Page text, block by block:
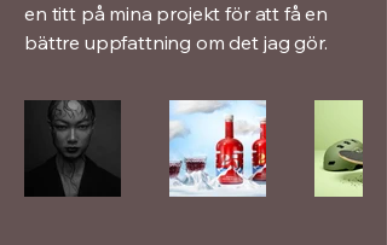
en titt på mina projekt för att få en
bättre uppfattning om det jag gör.